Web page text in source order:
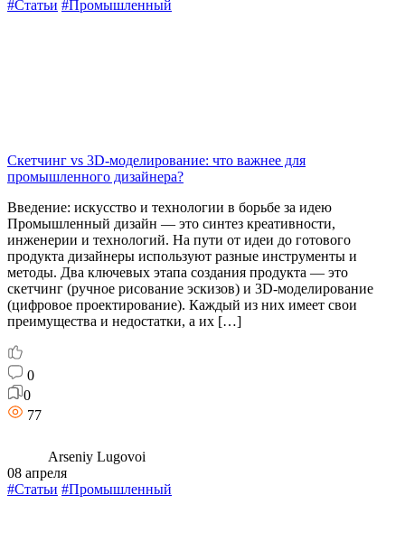
#Статьи #Промышленный
Скетчинг vs 3D-моделирование: что важнее для
промышленного дизайнера?
Введение: искусство и технологии в борьбе за идею
Промышленный дизайн — это синтез креативности,
инженерии и технологий. На пути от идеи до готового
продукта дизайнеры используют разные инструменты и
методы. Два ключевых этапа создания продукта — это
скетчинг (ручное рисование эскизов) и 3D-моделирование
(цифровое проектирование). Каждый из них имеет свои
преимущества и недостатки, а их […]
0
0
77
Arseniy Lugovoi
08 апреля
#Статьи #Промышленный